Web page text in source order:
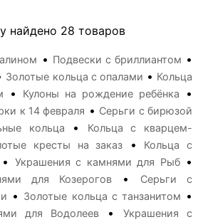
найдено 28 товаров
• Подвески с бриллиантом •
Золотые кольца с опалами • Кольца
• Кулоны на рождение ребёнка •
к 14 февраля • Серьги с бирюзой
кольца •
Кольца с кварцем-
кресты на заказ •
Кольца с
• Украшения с камнями для Рыб•
для Козерогов •
Серьги с
• Золотые кольца с танзанитом •
для Водолеев •
Украшения с